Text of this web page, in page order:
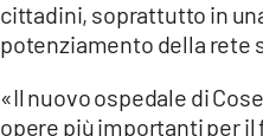
cittadini, soprattutto in
potenziamento della rete
«Il nuovo ospedale di
opere più importanti per